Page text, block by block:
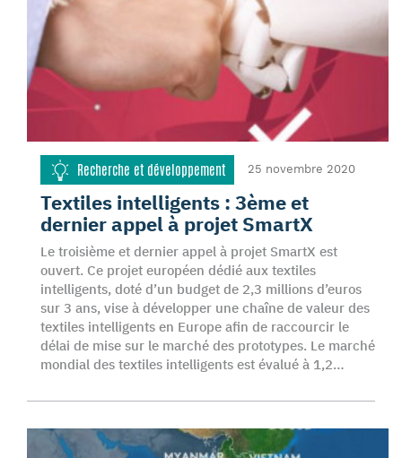
Recherche et développement 25 novembre 2020
Textiles intelligents : 3ème et
dernier appel à projet SmartX
Le troisième et dernier appel à projet SmartX est
ouvert. Ce projet européen dédié aux textiles
intelligents, doté d’un budget de 2,3 millions d’euros
sur 3 ans, vise à développer une chaîne de valeur des
textiles intelligents en Europe afin de raccourcir le
délai de mise sur le marché des prototypes. Le marché
mondial des textiles intelligents est évalué à 1,2…